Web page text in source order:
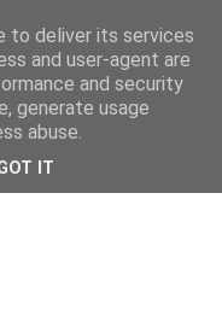
to deliver its services
and user-agent are
and security
generate usage
abuse.
IT